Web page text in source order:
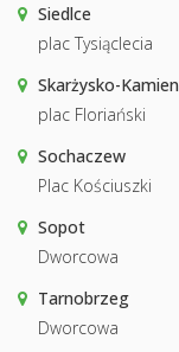
Siedlce
plac Tysiąclecia
Skarżysko-
plac Floriański
Sochaczew
Plac Kościuszki
Sopot
Dworcowa
Tarnobrzeg
Dworcowa